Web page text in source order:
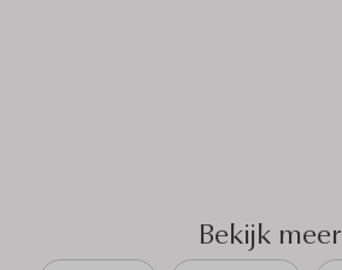
Bekijk meer